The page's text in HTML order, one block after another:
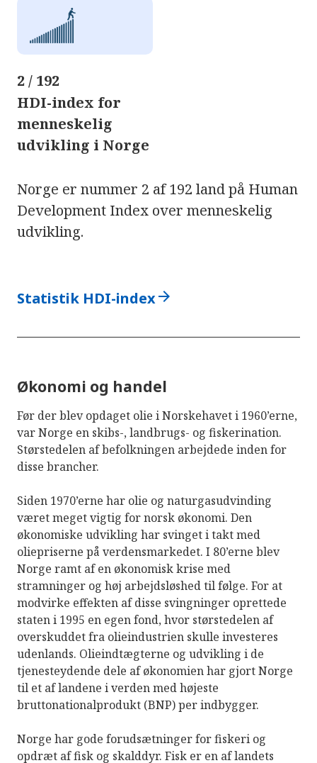
2 / 192
HDI-index for
menneskelig
udvikling i Norge
Norge er nummer 2 af 192 land på Human
Development Index over menneskelig
udvikling.
Statistik HDI-indexarrow_forward
Økonomi og handel
Før der blev opdaget olie i Norskehavet i 1960’erne,
var Norge en skibs-, landbrugs- og fiskerination.
Størstedelen af befolkningen arbejdede inden for
disse brancher.
Siden 1970’erne har olie og naturgasudvinding
været meget vigtig for norsk økonomi. Den
økonomiske udvikling har svinget i takt med
oliepriserne på verdensmarkedet. I 80’erne blev
Norge ramt af en økonomisk krise med
stramninger og høj arbejdsløshed til følge. For at
modvirke effekten af disse svingninger oprettede
staten i 1995 en egen fond, hvor størstedelen af
overskuddet fra olieindustrien skulle investeres
udenlands. Olieindtægterne og udvikling i de
tjenesteydende dele af økonomien har gjort Norge
til et af landene i verden med højeste
bruttonationalprodukt (BNP) per indbygger.
Norge har gode forudsætninger for fiskeri og
opdræt af fisk og skalddyr. Fisk er en af landets